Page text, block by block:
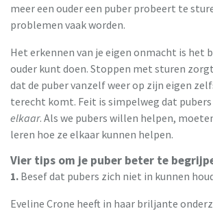
meer een ouder een puber probeert te
problemen vaak worden.
Het erkennen van je eigen onmacht is het
ouder kunt doen. Stoppen met sturen
dat de puber vanzelf weer op zijn eigen
terecht komt. Feit is simpelweg dat
elkaar. Als we pubers willen helpen,
leren hoe ze elkaar kunnen helpen.
Vier tips om je puber beter te
1. Besef dat pubers zich niet in kunnen
Eveline Crone heeft in haar briljante